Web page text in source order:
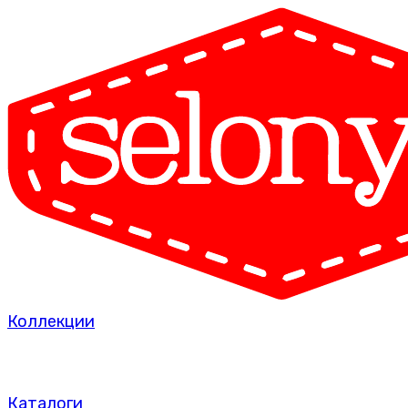
Коллекции
Каталоги